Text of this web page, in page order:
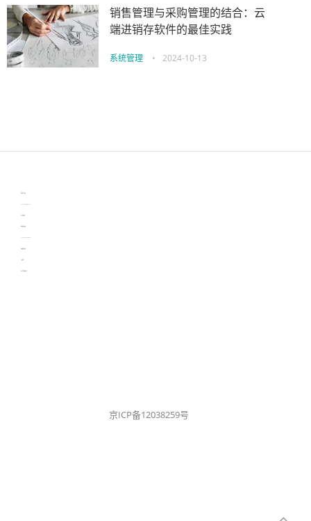
销售管理与采购管理的结合：云
端进销存软件的最佳实践
系统管理 • 2024-10-13
京ICP备12038259号